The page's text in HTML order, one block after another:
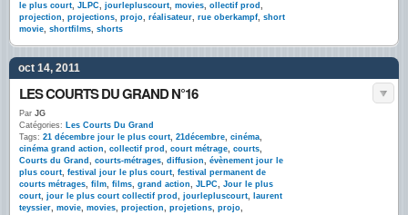
le plus court, JLPC, jourlepluscourt, movies, ollectif prod ,
projection, projections, projo, réalisateur, rue oberkampf, short
movie, shortfilms, shorts
oct 14, 2011
LES COURTS DU GRAND N°16
Par JG
Catégories: Les Courts Du Grand
Tags: 21 décembre jour le plus court, 21décembre, cinéma,
cinéma grand action, collectif prod , court métrage, courts,
Courts du Grand , courts-métrages, diffusion, évènement jour le
plus court, festival jour le plus court, festival permanent de
courts métrages, film, films, grand action, JLPC, Jour le plus
court, jour le plus court collectif prod , jourlepluscourt,
laurent
teyssier, movie, movies, projection, projetions, projo,